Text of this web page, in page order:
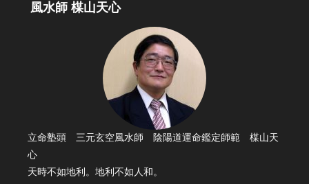
風水師 楳山天心
立命塾頭 三元玄空風水師 陰陽道運命鑑定師範 楳山天
心
天時不如地利。地利不如人和。